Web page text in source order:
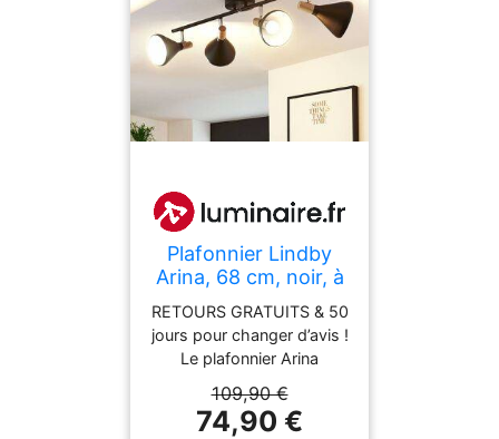
Plafonnier Lindby
Arina, 68 cm, noir, à
4 lampes, E14 Arina
Lindby, dimmable,
noir, Chambre à
coucher, Métal,
Moderne, Spot
RETOURS GRATUITS & 50
jours pour changer d’avis !
Le plafonnier Arina
formes contemporain et
esthétique et combine le
109,90 €
74,90 €